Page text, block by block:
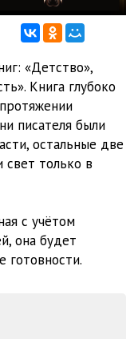
20:40
23:36
«Детство»,
Книга глубоко
писателя были
остальные две
свет только в
с учётом
она будет
готовности.